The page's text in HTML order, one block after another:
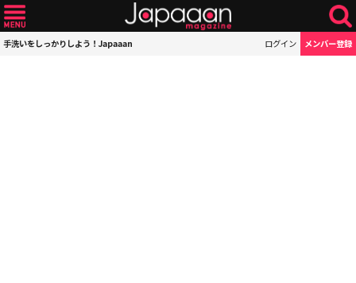
手洗いをしっかりしよう！Japaaan ログイン メンバー登録